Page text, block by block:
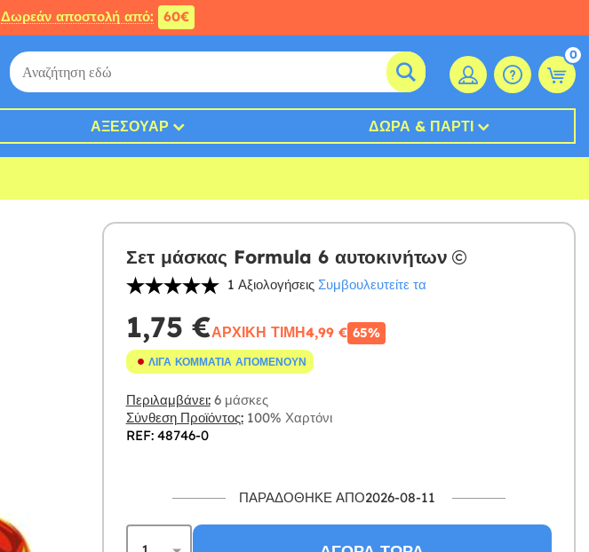
Δωρεάν αποστολή από: 60€
0
ΑΞΕΣΟΥΆΡ ΔΏΡΑ & ΠΆΡΤΙ
Σετ μάσκας Formula 6 αυτοκινήτων
1 Αξιολογήσεις Συμβουλευτείτε τα
1,75 €ΑΡΧΙΚΉ ΤΙΜΉ4,99 € 65%
ΛΊΓΑ ΚΟΜΜΆΤΙΑ ΑΠΟΜΈΝΟΥΝ
Περιλαμβάνει:6 μάσκες
Σύνθεση Προϊόντος:100% Χαρτόνι
REF: 48746-0
ΠΑΡΑΔΌΘΗΚΕ ΑΠΌ2026-08-11